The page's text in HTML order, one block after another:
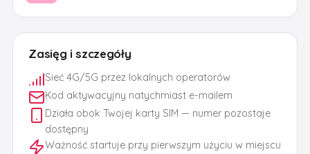
Zasięg i szczegóły
Sieć 4G/5G przez lokalnych operatorów
Kod aktywacyjny natychmiast e-mailem
Działa obok Twojej karty SIM — numer pozostaje
dostępny
Ważność startuje przy pierwszym użyciu w miejscu